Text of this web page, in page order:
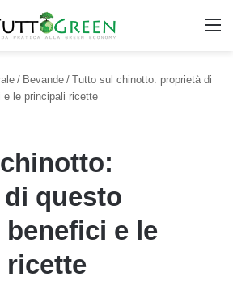
/ Bevande / Tutto sul chinotto: proprietà di
e le principali ricette
questo
e le
ricette